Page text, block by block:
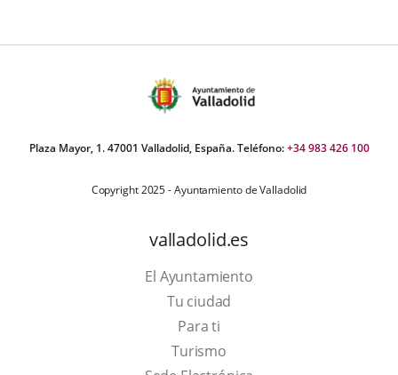
Plaza Mayor, 1. 47001 Valladolid, España. Teléfono:+34 983 426 100
Copyright 2025 - Ayuntamiento de Valladolid
valladolid.es
El Ayuntamiento
Tu ciudad
Para ti
TurismoEste